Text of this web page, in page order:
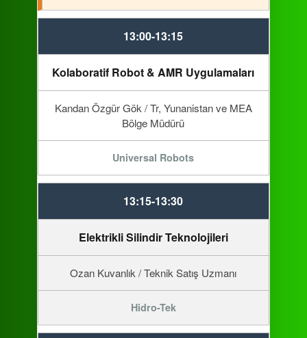
13:00-13:15
Kolaboratif Robot & AMR Uygulamaları
Kandan Özgür Gök / Tr, Yunanistan ve MEA
Bölge Müdürü
Universal Robots
13:15-13:30
Elektrikli Silindir Teknolojileri
Ozan Kuvanlık / Teknik Satış Uzmanı
Hidro-Tek